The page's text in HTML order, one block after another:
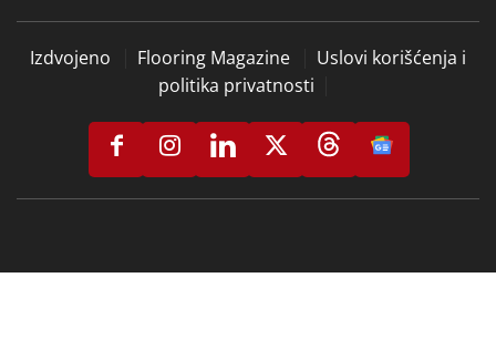
Izdvojeno Flooring Magazine
Uslovi korišćenja i
politika privatnosti